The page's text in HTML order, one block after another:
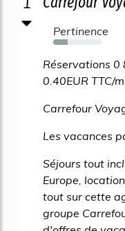
Pertinence
30%
Réservations
0.40EUR TTC/
Carrefour
Les vacances
Séjours tout
Europe,
tout sur cette
groupe